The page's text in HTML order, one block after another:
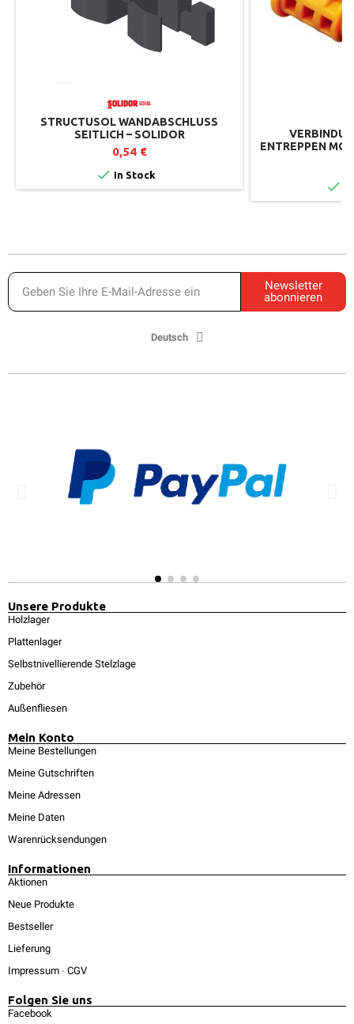
STRUCTUSOL WANDABSCHLUSS
SEITLICH – SOLIDOR
0,54 €
 In Stock
ENTREPPEN

Newsletter
abonnieren
Deutsch
Unsere Produkte
Holzlager
Plattenlager
Selbstnivellierende Stelzlage
Zubehör
Außenfliesen
Mein Konto
Meine Bestellungen
Meine Gutschriften
Meine Adressen
Meine Daten
Warenrücksendungen
Informationen
Aktionen
Neue Produkte
Bestseller
Lieferung
Impressum - CGV
Folgen Sie uns
Facebook